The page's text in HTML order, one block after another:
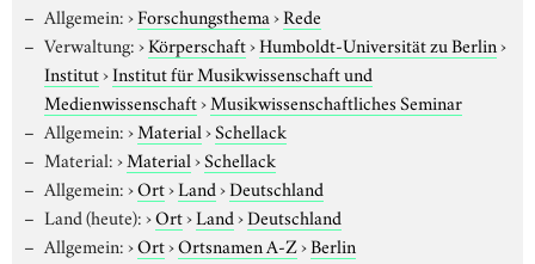
Allgemein:›Forschungsthema›Rede
Verwaltung:›Körperschaft›Humboldt-Universität zu Berlin›
Institut›Institut für Musikwissenschaft und
Medienwissenschaft›Musikwissenschaftliches Seminar
Allgemein:›Material›Schellack
Material:›Material›Schellack
Allgemein:›Ort›Land›Deutschland
Land (heute):›Ort›Land›Deutschland
Allgemein:›Ort›Ortsnamen A-Z›Berlin